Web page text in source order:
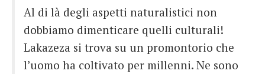
Al di là degli aspetti naturalistici non
dobbiamo dimenticare quelli culturali!
Lakazeza si trova su un promontorio che
l’uomo ha coltivato per millenni. Ne sono